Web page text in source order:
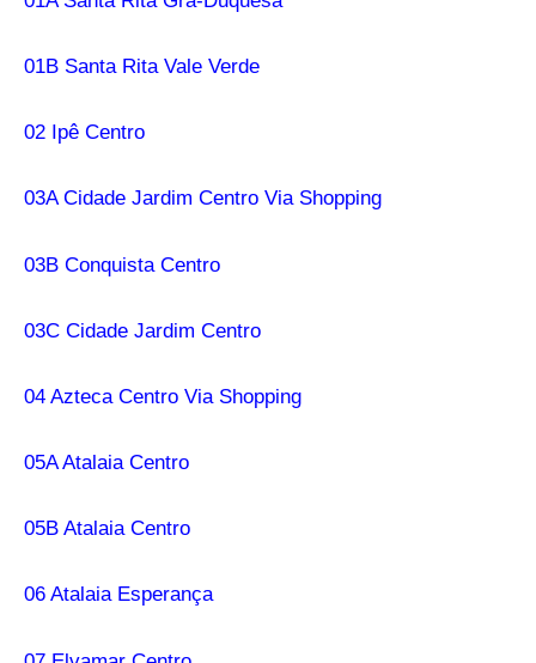
01B Santa Rita Vale Verde
02 Ipê Centro
03A Cidade Jardim Centro Via Shopping
03B Conquista Centro
03C Cidade Jardim Centro
04 Azteca Centro Via Shopping
05A Atalaia Centro
05B Atalaia Centro
06 Atalaia Esperança